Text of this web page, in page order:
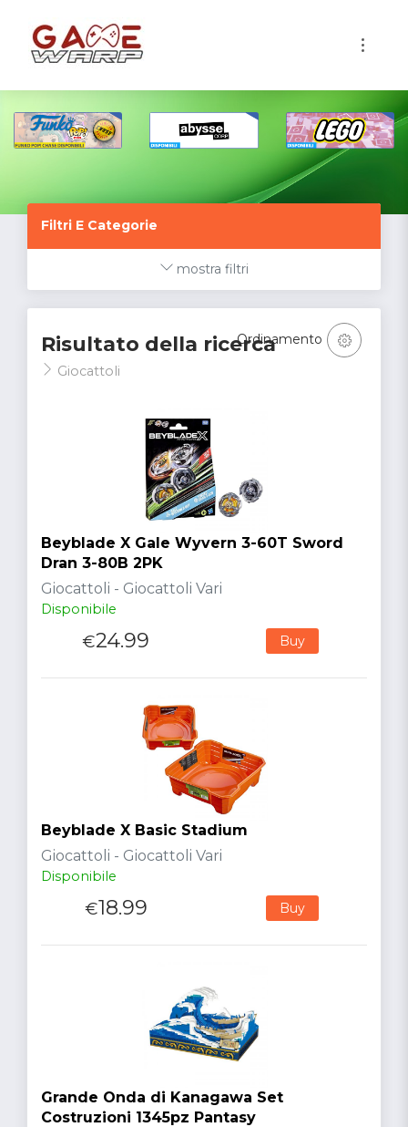
Filtri E Categorie
mostra filtri
Risultato della ricerca
Giocattoli
Ordinamento
Beyblade X Gale Wyvern 3-60T Sword
Dran 3-80B 2PK
Giocattoli - Giocattoli Vari
Disponibile
€24.99 Buy
Beyblade X Basic Stadium
Giocattoli - Giocattoli Vari
Disponibile
€18.99 Buy
Grande Onda di Kanagawa Set
Costruzioni 1345pz Pantasy